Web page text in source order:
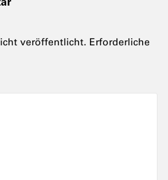
veröffentlicht. Erforderliche